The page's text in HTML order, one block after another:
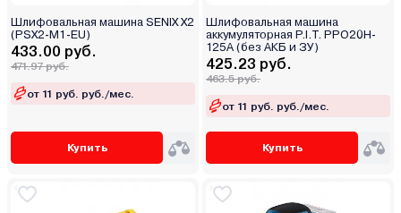
Шлифовальная машина SENIX X2
(PSX2-M1-EU)
433.00 руб.
471.97 руб.
от 11 руб. руб./мес.
Купить
Шлифовальная машина
аккумуляторная P.I.T. PPO20H-
125A (без АКБ и ЗУ)
425.23 руб.
463.5 руб.
от 11 руб. руб./мес.
Купить